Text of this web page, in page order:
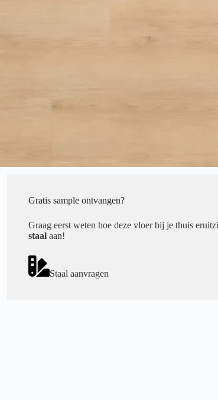
Gratis sample ontvangen?
Graag eerst weten hoe deze vloer bij je thuis
staal aan!
Staal aanvragen